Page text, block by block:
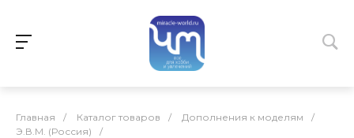
Главная / Каталог товаров / Дополнения к моделям
/
Э.В.М. (Россия)
/